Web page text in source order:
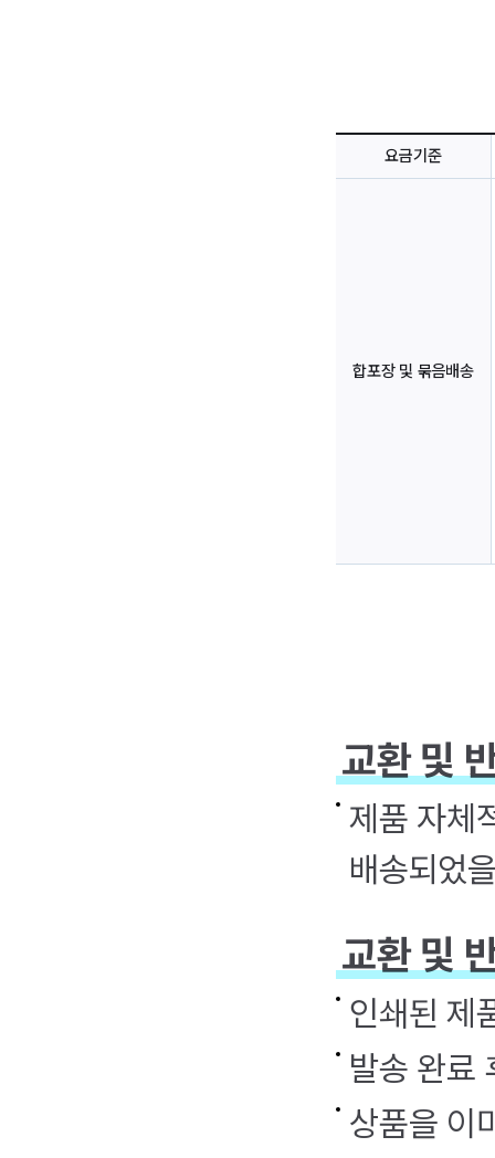
요금기준
합포장 및 묶음배송
교환 및
제품 자체
배송되었
교환 및
인쇄된 제
발송 완료
상품을 이